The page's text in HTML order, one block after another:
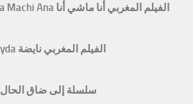
Film marocain Ana Machi Ana الفيلم المغربي أنا ماشي أنا
Film marocain Nayda الفيلم المغربي نايضة
Série Ila Da9 Lhal سلسلة إلى ضاق الحال